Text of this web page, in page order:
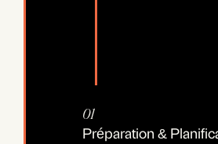
01
Préparation &